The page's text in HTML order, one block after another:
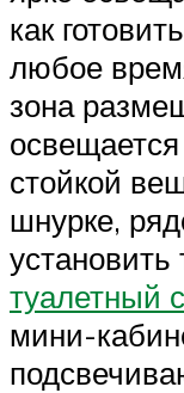
как
любое
зона
стойкой
шнурке,
туалетный
мини-